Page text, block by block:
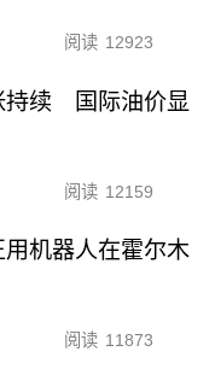
阅读 12923
持续 国际油价显
阅读 12159
机器人在霍尔木
阅读 11873